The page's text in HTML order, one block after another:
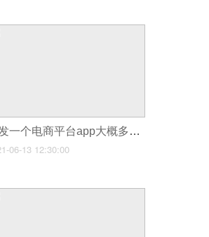
开发一个电商平台app大概多少钱_开发APP应用软件又要多少钱
06-13 12:30:00